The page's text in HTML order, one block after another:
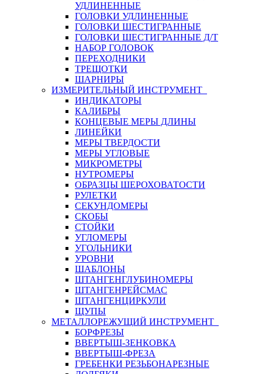
УДЛИНЕННЫЕ
ГОЛОВКИ УДЛИНЕННЫЕ
ГОЛОВКИ ШЕСТИГРАННЫЕ
ГОЛОВКИ ШЕСТИГРАННЫЕ Д/Т
НАБОР ГОЛОВОК
ПЕРЕХОДНИКИ
ТРЕЩОТКИ
ШАРНИРЫ
ИЗМЕРИТЕЛЬНЫЙ ИНСТРУМЕНТ
ИНДИКАТОРЫ
КАЛИБРЫ
КОНЦЕВЫЕ МЕРЫ ДЛИНЫ
ЛИНЕЙКИ
МЕРЫ ТВЕРДОСТИ
МЕРЫ УГЛОВЫЕ
МИКРОМЕТРЫ
НУТРОМЕРЫ
ОБРАЗЦЫ ШЕРОХОВАТОСТИ
РУЛЕТКИ
СЕКУНДОМЕРЫ
СКОБЫ
СТОЙКИ
УГЛОМЕРЫ
УГОЛЬНИКИ
УРОВНИ
ШАБЛОНЫ
ШТАНГЕНГЛУБИНОМЕРЫ
ШТАНГЕНРЕЙСМАС
ШТАНГЕНЦИРКУЛИ
ЩУПЫ
МЕТАЛЛОРЕЖУЩИЙ ИНСТРУМЕНТ
БОРФРЕЗЫ
ВВЕРТЫШ-ЗЕНКОВКА
ВВЕРТЫШ-ФРЕЗА
ГРЕБЕНКИ РЕЗЬБОНАРЕЗНЫЕ